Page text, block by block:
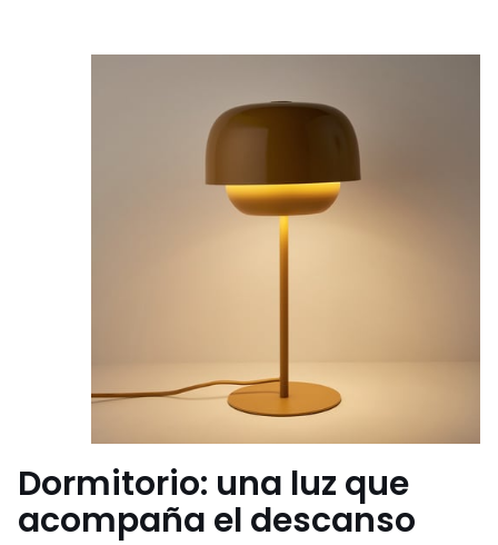
Dormitorio: una luz que
acompaña el descanso